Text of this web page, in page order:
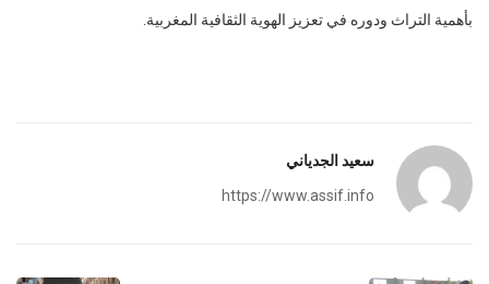
بأهمية التراث ودوره في تعزيز الهوية الثقافية المغربية.
سعيد الجدياني
https://www.assif.info